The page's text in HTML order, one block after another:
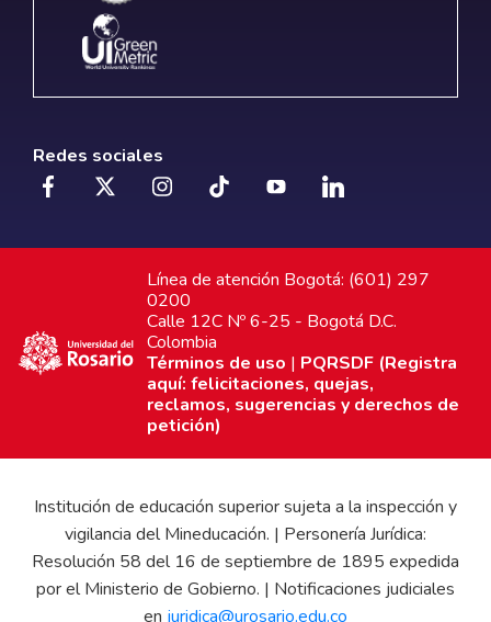
Redes sociales
Línea de atención Bogotá: (601) 297
0200
Calle 12C Nº 6-25 - Bogotá D.C.
Colombia
Términos de uso | PQRSDF (Registra
aquí: felicitaciones, quejas,
reclamos, sugerencias y derechos de
petición)
Institución de educación superior sujeta a la inspección y
vigilancia del Mineducación. | Personería Jurídica:
Resolución 58 del 16 de septiembre de 1895 expedida
por el Ministerio de Gobierno. | Notificaciones judiciales
en juridica@urosario.edu.co